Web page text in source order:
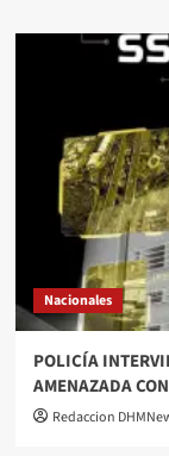
Nacionales
POLICÍA
AMENAZADA
Redaccion